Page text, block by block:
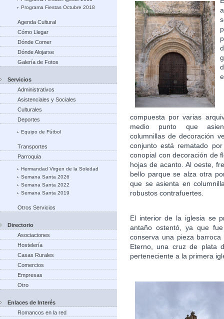
Programa Fiestas Octubre 2018
Agenda Cultural
Cómo Llegar
Dónde Comer
Dónde Alojarse
Galería de Fotos
Servicios
Administrativos
Asistenciales y Sociales
Culturales
Deportes
Equipo de Fútbol
Transportes
Parroquia
Hermandad Virgen de la Soledad
Semana Santa 2026
Semana Santa 2022
Semana Santa 2019
Otros Servicios
Directorio
Asociaciones
Hostelería
Casas Rurales
Comercios
Empresas
Otro
Enlaces de Interés
Romancos en la red
compuesta por varias
medio punto que
columnillas de decoración
conjunto está rematado
conopial con decoración de
hojas de acanto. Al oeste,
bello parque se alza otra
que se asienta en
robustos contrafuertes.
El interior de la iglesia se
antaño ostentó, ya que
conserva una pieza
Eterno, una cruz de plata
perteneciente a la primera